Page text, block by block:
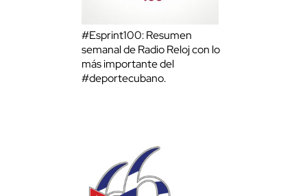
#Esprint100: Resumen
semanal de Radio Reloj con lo
más importante del
#deportecubano.